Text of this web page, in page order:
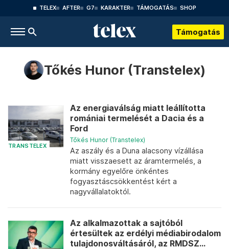
TELEX AFTER G7 KARAKTER TÁMOGATÁS SHOP
Támogatás
Tőkés Hunor (Transtelex)
TRANSTELEX
Az energiaválság miatt leállította
romániai termelését a Dacia és a
Ford
Tőkés Hunor (Transtelex)
Az aszály és a Duna alacsony vízállása
miatt visszaesett az áramtermelés, a
kormány egyelőre önkéntes
fogyasztáscsökkentést kért a
nagyvállalatoktól.
Az alkalmazottak a sajtóból
értesültek az erdélyi médiabirodalom
tulajdonosváltásáról, az RMDSZ...